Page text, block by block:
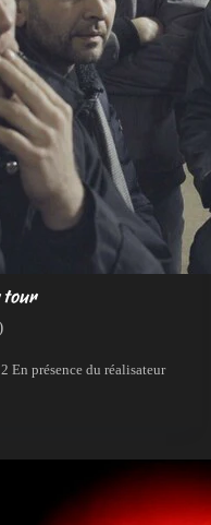
tour
En présence du réalisateur